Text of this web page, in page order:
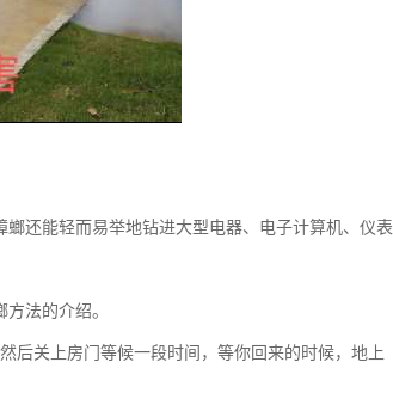
还能轻而易举地钻进大型电器、电子计算机、仪表
法的介绍。
后关上房门等候一段时间，等你回来的时候，地上